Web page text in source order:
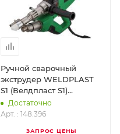
Ручной сварочный
экструдер WELDPLAST
S1 (Велдпласт S1)
LEISTER 148.396
Достаточно
Арт. : 148.396
ЗАПРОС ЦЕНЫ